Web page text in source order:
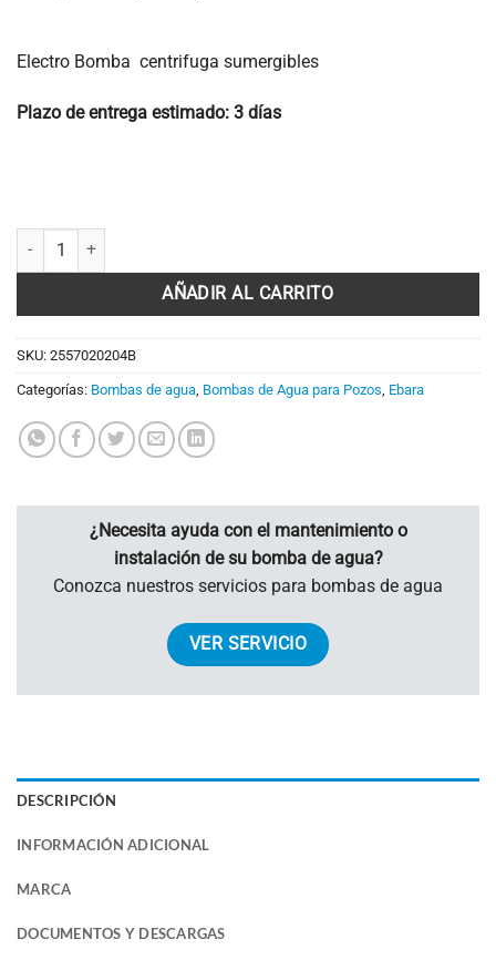
1.018,82€.704,68€.
Electro Bomba centrifuga sumergibles
Plazo de entrega estimado: 3 días
Bomba sumergible 4" para pozos OY 150 EBARA (Hidráulico + Motor)
AÑADIR AL CARRITO
SKU: 2557020204B
Categorías: Bombas de agua, Bombas de Agua para Pozos, Ebara
¿Necesita ayuda con el mantenimiento o
instalación de su bomba de agua?
Conozca nuestros servicios para bombas de agua
VER SERVICIO
DESCRIPCIÓN
INFORMACIÓN ADICIONAL
MARCA
DOCUMENTOS Y DESCARGAS